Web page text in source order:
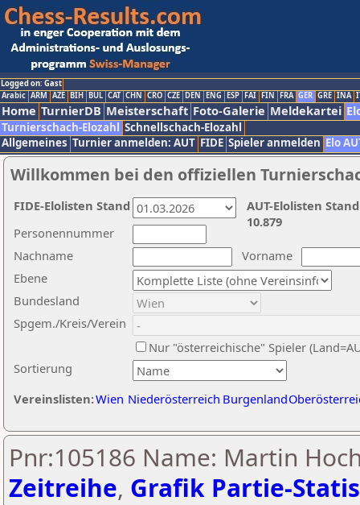
Logged on: Gast
Arabic ARM AZE BIH BUL CAT CHN CRO CZE DEN ENG ESP FAI FIN FRA GER GRE INA
Home TurnierDB Meisterschaft Foto-Galerie Meldekartei
Turnierschach-Elozahl Schnellschach-Elozahl
Allgemeines Turnier anmelden: AUT FIDE Spieler anmelden Elo
Willkommen bei den offiziellen
Nachname
Vorname
Ebene
Sortierung
Personennummer
Bundesland
Spgem./Kreis/Verein
Nur "österreichische" Spieler
Vereinslisten:Wien Niederösterreich Burgenland
AUT-Elolisten
10.879
FIDE-Elolisten Stand
Pnr:105186 Name: Martin
Zeitreihe, Grafik Partie-